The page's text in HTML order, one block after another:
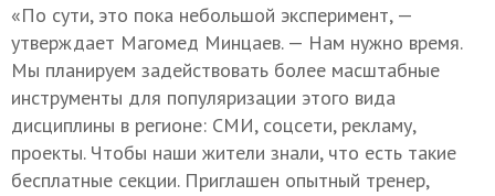
«По сути, это пока небольшой эксперимент, —
утверждает Магомед Минцаев. — Нам нужно время.
Мы планируем задействовать более масштабные
инструменты для популяризации этого вида
дисциплины в регионе: СМИ, соцсети, рекламу,
проекты. Чтобы наши жители знали, что есть такие
бесплатные секции. Приглашен опытный тренер,